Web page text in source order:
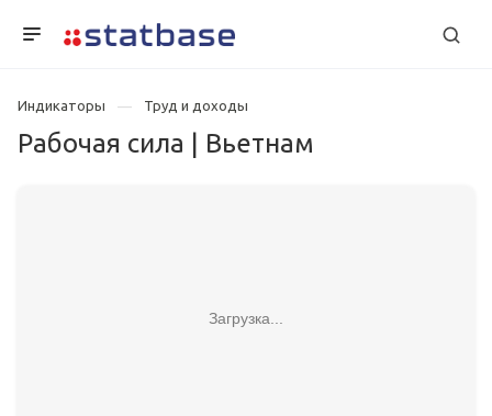
Индикаторы Труд и доходы
Рабочая сила | Вьетнам
Загрузка...